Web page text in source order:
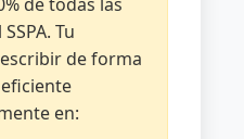
Tu
de forma
en: